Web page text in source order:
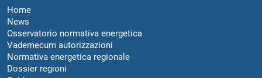
Home
News
Osservatorio normativa energetica
Vademecum autorizzazioni
Normativa energetica regionale
Dossier regioni